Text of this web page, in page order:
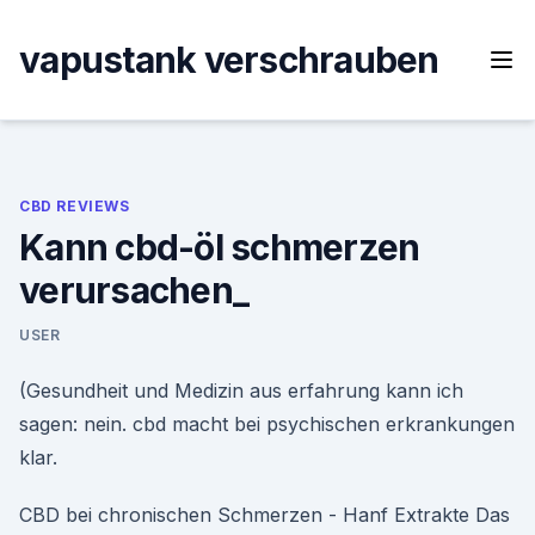
content
vapustank verschrauben
CBD REVIEWS
Kann cbd-öl schmerzen
verursachen_
USER
(Gesundheit und Medizin aus erfahrung kann ich
sagen: nein. cbd macht bei psychischen erkrankungen
klar.
CBD bei chronischen Schmerzen - Hanf Extrakte Das